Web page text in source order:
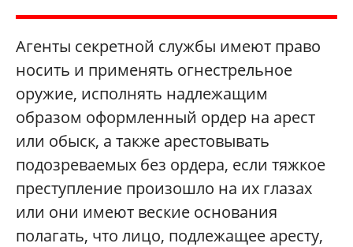
Агенты секретной службы имеют право
носить и применять огнестрельное
оружие, исполнять надлежащим
образом оформленный ордер на арест
или обыск, а также арестовывать
подозреваемых без ордера, если тяжкое
преступление произошло на их глазах
или они имеют веские основания
полагать, что лицо, подлежащее аресту,